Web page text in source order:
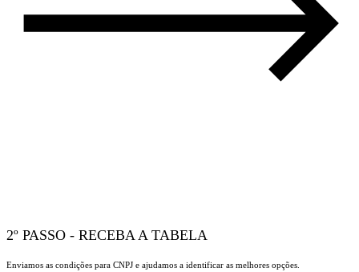
2º PASSO - RECEBA A TABELA
Enviamos as condições para CNPJ e ajudamos a identificar as melhores opções.